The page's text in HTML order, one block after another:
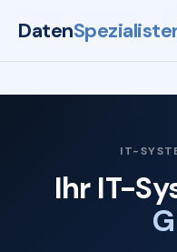
Daten
IT-
Ihr IT-